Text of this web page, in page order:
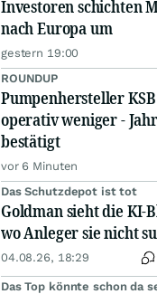
Investoren schichten
nach Europa um
gestern 19:00
ROUNDUP
Pumpenhersteller
operativ weniger -
bestätigt
vor 6 Minuten
Das Schutzdepot ist tot
Goldman sieht die KI-
wo Anleger sie nicht
04.08.26, 18:29
Das Top könnte schon da